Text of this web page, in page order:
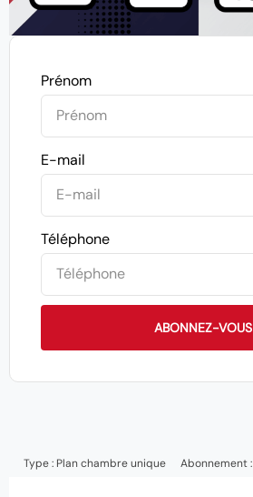
Prénom
E-mail
Téléphone
ABONNEZ-VOUS
Type : Plan chambre unique Abonnement :